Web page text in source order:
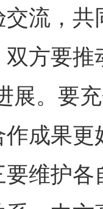
流，
方要推
展。要
成果
维护